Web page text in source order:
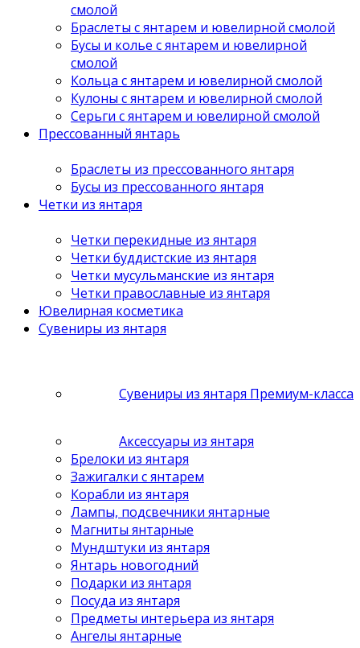
смолой
Браслеты с янтарем и ювелирной смолой
Бусы и колье с янтарем и ювелирной
смолой
Кольца с янтарем и ювелирной смолой
Кулоны с янтарем и ювелирной смолой
Серьги с янтарем и ювелирной смолой
Прессованный янтарь
Браслеты из прессованного янтаря
Бусы из прессованного янтаря
Четки из янтаря
Четки перекидные из янтаря
Четки буддистские из янтаря
Четки мусульманские из янтаря
Четки православные из янтаря
Ювелирная косметика
Сувениры из янтаря
Сувениры из янтаря Премиум-класса
Аксессуары из янтаря
Брелоки из янтаря
Зажигалки с янтарем
Корабли из янтаря
Лампы, подсвечники янтарные
Магниты янтарные
Мундштуки из янтаря
Янтарь новогодний
Подарки из янтаря
Посуда из янтаря
Предметы интерьера из янтаря
Ангелы янтарные